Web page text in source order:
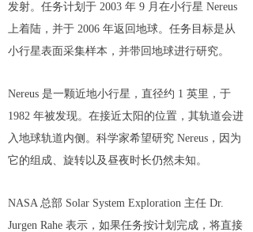
发射。任务计划于 2003 年 9 月在小行星 Nereus
上着陆，并于 2006 年返回地球。任务目标是从
小行星表面采集样本，并带回地球进行研究。
Nereus 是一颗近地小行星，直径约 1 英里，于
1982 年被发现。在接近太阳的位置，其轨道会进
入地球轨道内侧。科学家希望研究 Nereus，因为
它的组成、旋转以及昼夜时长仍然未知。
NASA 总部 Solar System Exploration 主任 Dr.
Jurgen Rahe 表示，如果任务按计划完成，将直接